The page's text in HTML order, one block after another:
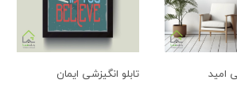
امید تابلو انگیزشی ایمان